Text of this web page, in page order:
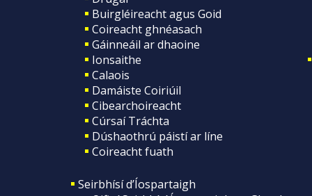
Buirgléireacht agus Goid
Coireacht ghnéasach
Gáinneáil ar dhaoine
Ionsaithe
Calaois
Damáiste Coiriúil
Cibearchoireacht
Cúrsaí Tráchta
Dúshaothrú páistí ar líne
Coireacht fuath
Seirbhísí d’Íospartaigh